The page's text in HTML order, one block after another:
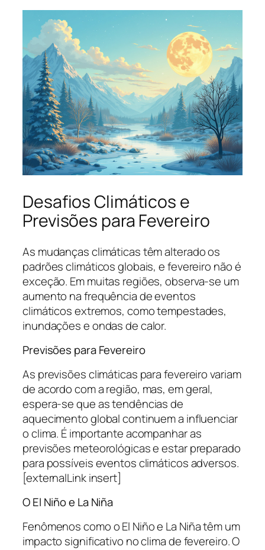
Desafios Climáticos e
Previsões para Fevereiro
As mudanças climáticas têm alterado os
padrões climáticos globais, e fevereiro não é
exceção. Em muitas regiões, observa-se um
aumento na frequência de eventos
climáticos extremos, como tempestades,
inundações e ondas de calor.
Previsões para Fevereiro
As previsões climáticas para fevereiro variam
de acordo com a região, mas, em geral,
espera-se que as tendências de
aquecimento global continuem a influenciar
o clima. É importante acompanhar as
previsões meteorológicas e estar preparado
para possíveis eventos climáticos adversos.
[externalLink insert]
O El Niño e La Niña
Fenômenos como o El Niño e La Niña têm um
impacto significativo no clima de fevereiro. O